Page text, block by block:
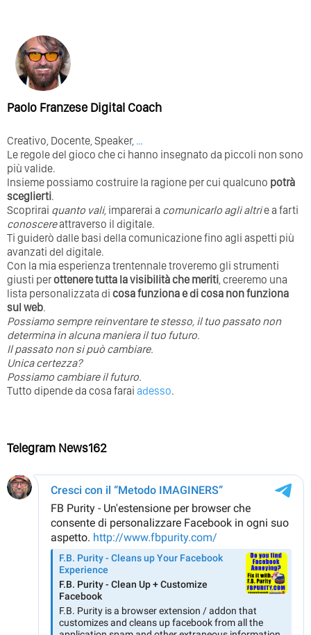
Paolo Franzese Digital Coach
Creativo, Docente, Speaker, …
Le regole del gioco che ci hanno insegnato da piccoli non sono
più valide.
Insieme possiamo costruire la ragione per cui qualcuno potrà
sceglierti.
Scoprirai quanto vali, imparerai a comunicarlo agli altrie a farti
conoscereattraverso il digitale.
Ti guiderò dalle basi della comunicazione fino agli aspetti più
avanzati del digitale.
Con la mia esperienza trentennale troveremo gli strumenti
giusti perottenere tutta la visibilità che meriti, creeremo una
lista personalizzata di cosa funziona e di cosa non funziona
sul web.
Possiamo sempre reinventare te stesso, il tuo passato non
determina in alcuna maniera il tuo futuro. ⁣
⁣Il passato non si può cambiare.
Unica certezza?
Possiamo cambiare il futuro.
Tutto dipende da cosa farai adesso.
Telegram News162